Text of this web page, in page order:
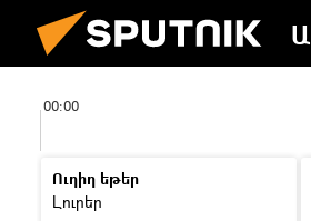
00:00
Ուղիղ եթեր
Լուրեր